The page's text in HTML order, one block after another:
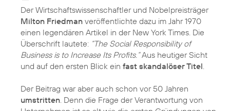
Der Wirtschaftswissenschaftler und Nobelpreisträger
Milton Friedman veröffentlichte dazu im Jahr 1970
einen legendären Artikel in der New York Times. Die
Überschrift lautete: “The Social Responsibility of
Business is to Increase Its Profits.“Aus heutiger Sicht
und auf den ersten Blick ein fast skandalöser Titel.
Der Beitrag war aber auch schon vor 50 Jahren
umstritten. Denn die Frage der Verantwortung von